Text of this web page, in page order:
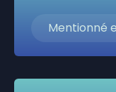
Mentionné